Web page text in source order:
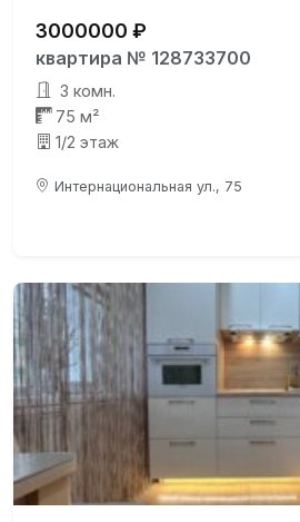
3000000 ₽
квартира № 128733700
3 комн.
75 м²
1/2 этаж
Интернациональная ул., 75